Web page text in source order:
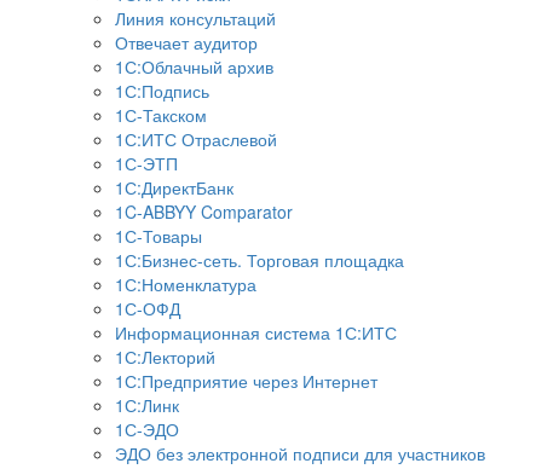
Линия консультаций
Отвечает аудитор
1С:Облачный архив
1С:Подпись
1С-Такском
1С:ИТС Отраслевой
1С-ЭТП
1С:ДиректБанк
1C-ABBYY Comparator
1С-Товары
1С:Бизнес-сеть. Торговая площадка
1С:Номенклатура
1С-ОФД
Информационная система 1С:ИТС
1С:Лекторий
1С:Предприятие через Интернет
1С:Линк
1С-ЭДО
ЭДО без электронной подписи для участников